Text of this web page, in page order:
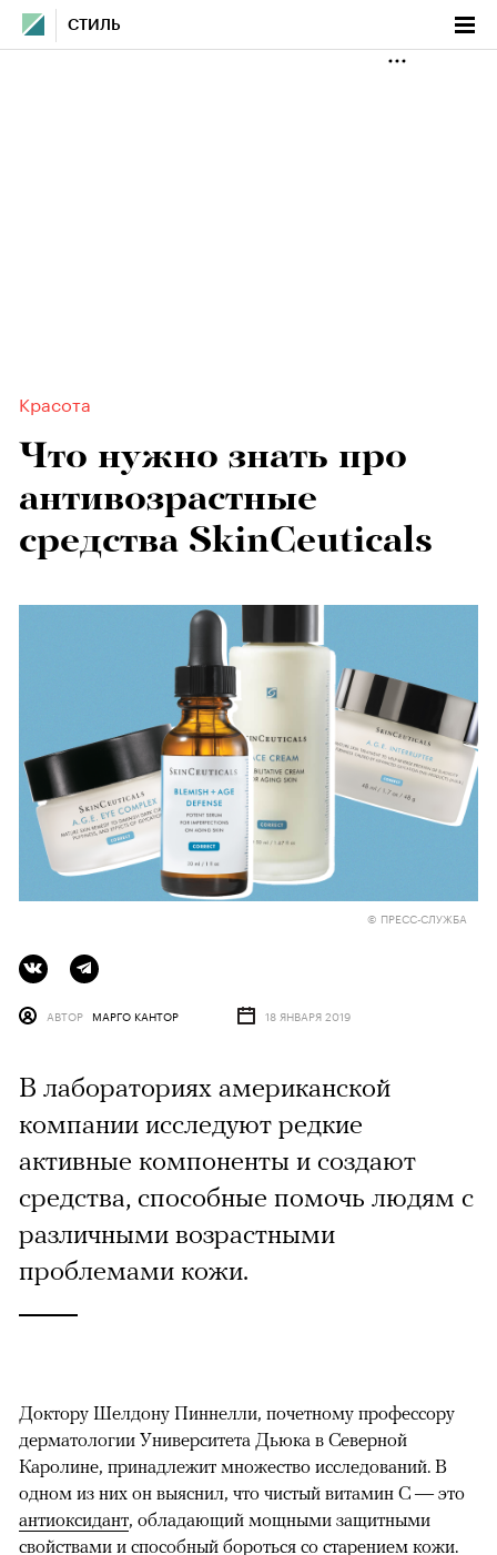
СТИЛЬ
Красота
Что нужно знать про
антивозрастные
средства SkinCeuticals
© ПРЕСС-СЛУЖБА
АВТОР МАРГО КАНТОР 18 ЯНВАРЯ 2019
В лабораториях американской
компании исследуют редкие
активные компоненты и создают
средства, способные помочь людям с
различными возрастными
проблемами кожи.
Доктору Шелдону Пиннелли, почетному профессору
дерматологии Университета Дьюка в Северной
Каролине, принадлежит множество исследований. В
одном из них он выяснил, что чистый витамин С — это
антиоксидант, обладающий мощными защитными
свойствами и способный бороться со старением кожи.